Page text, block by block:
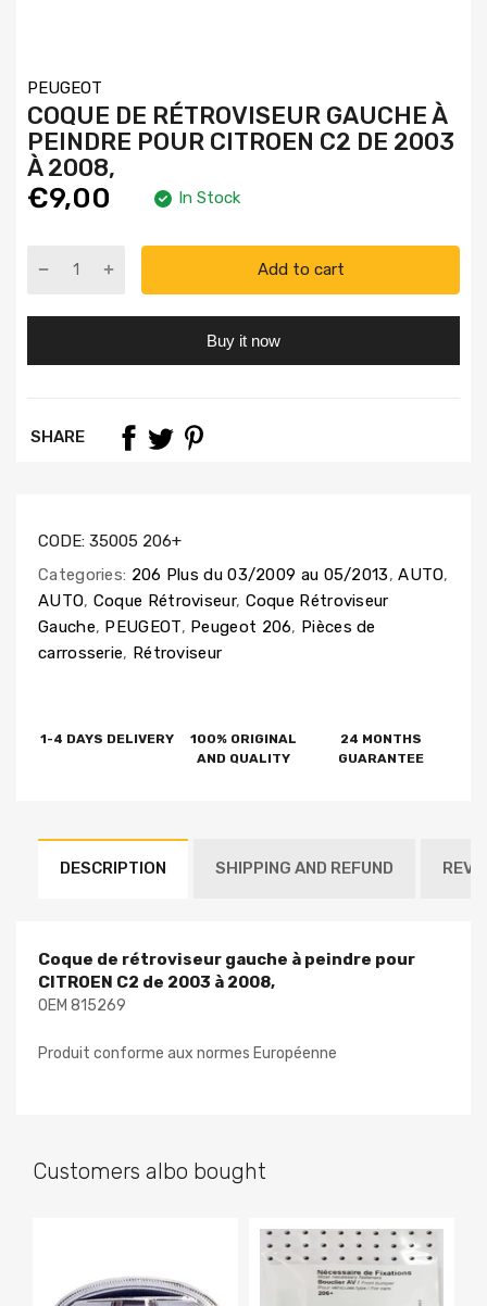
PEUGEOT
COQUE DE RÉTROVISEUR GAUCHE À
PEINDRE POUR CITROEN C2 DE 2003
À 2008,
€9,00 In Stock
Add to cart
Buy it now
SHARE
CODE: 35005 206+
Categories: 206 Plus du 03/2009 au 05/2013, AUTO,
AUTO, Coque Rétroviseur, Coque Rétroviseur
Gauche, PEUGEOT, Peugeot 206, Pièces de
carrosserie, Rétroviseur
1-4 DAYS DELIVERY
100% ORIGINAL
AND QUALITY
24 MONTHS
GUARANTEE
DESCRIPTION SHIPPING AND REFUND
Coque de rétroviseur gauche à peindre pour
CITROEN C2 de 2003 à 2008,
OEM 815269
Produit conforme aux normes Européenne
Customers albo bought